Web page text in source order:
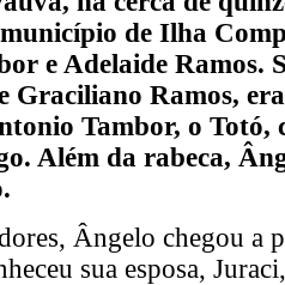
de Ilha
e Adelaide Ramos.
Graciliano Ramos,
Tambor, o Totó,
Além da rabeca,
Ângelo chegou a
sua esposa,